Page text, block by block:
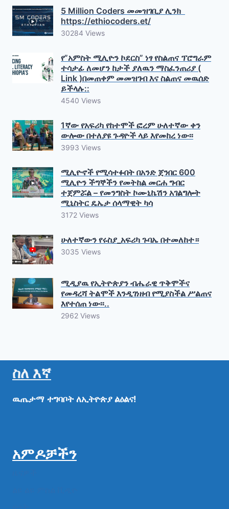
5 Million Coders መመዝገቢያ ሊንክ
https://ethiocoders.et/
30284 Views
የ”አምስት ሚሊዮን ኮደርስ” ነፃ የስልጠና ፕሮግራም
ተሳታፊ ለመሆን ከታች ያለዉን ማስፈንጠሪያ (
Link )በመጠቀም መመዝገብ እና ስልጠና መዉሰድ
ይችላሉ::
4540 Views
1ኛው የአፍሪካ የከተሞች ፎረም ሁለተኛው ቀን
ውሎው በተለያዩ ጉዳዮች ላይ እየመከረ ነው፡፡
3993 Views
ሚሊዮኖች የሚሳተፉበት በአንድ ጀንበር 600
ሚሊዮን ችግኞችን የመትከል መርሐ ግብር
ተጀምሯል – የመንግስት ኮሙኒኬሽን አገልግሎት
ሚኒስትር ዴኤታ ሰላማዊት ካሳ
3172 Views
ሁለተኛውን የሩስያ_አፍሪካ ጉባኤ በተመለከተ።
3035 Views
ሚዲያዉ የኢትዮጵያን ብሔራዊ ጥቅሞችና
የመዳረሻ ትልሞች እንዲገነዘብ የሚያስችል ሥልጠና
እየተሰጠ ነው፡፡..
2962 Views
ስለ እኛ
ዉጤታማ ተግባቦት ለኢትዮጵያ ልዕልና!
አምዶቻችን